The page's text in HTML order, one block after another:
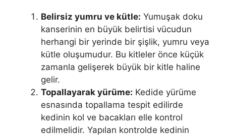
Belirsiz yumru ve kütle: Yumuşak doku
kanserinin en büyük belirtisi vücudun
herhangi bir yerinde bir şişlik, yumru veya
kütle oluşumudur. Bu kitleler önce küçük
zamanla gelişerek büyük bir kitle haline
gelir.
Topallayarak yürüme: Kedide yürüme
esnasında topallama tespit edilirde
kedinin kol ve bacakları elle kontrol
edilmelidir. Yapılan kontrolde kedinin